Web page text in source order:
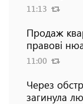
11:13
Продаж
правові
11:00
Через
загинула